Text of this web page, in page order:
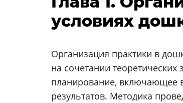
условиях
Организация практики в
на сочетании
планирование, включающее
результатов. Методика